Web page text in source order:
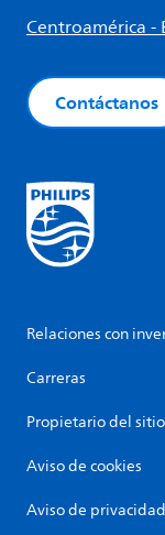
Centroamérica -
Contáctanos
Relaciones con
Carreras
Propietario del sitio
Aviso de cookies
Aviso de privacidad